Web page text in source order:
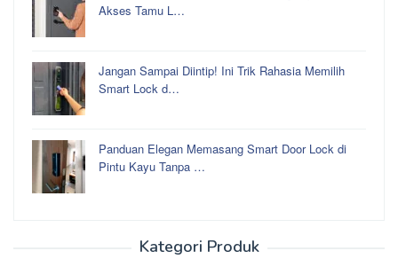
Akses Tamu L…
Jangan Sampai Diintip! Ini Trik Rahasia Memilih
Smart Lock d…
Panduan Elegan Memasang Smart Door Lock di
Pintu Kayu Tanpa …
Kategori Produk